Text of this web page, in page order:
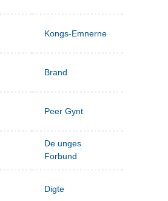
Kongs-Emnerne
Brand
Peer Gynt
De unges
Forbund
Digte